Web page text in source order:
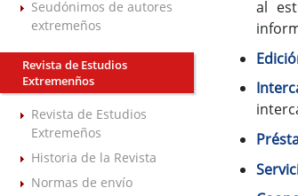
Seudónimos de autores
extremeños
Revista de Estudios
Extremenños
Revista de Estudios
Extremeños
Historia de la Revista
Normas de envío
al